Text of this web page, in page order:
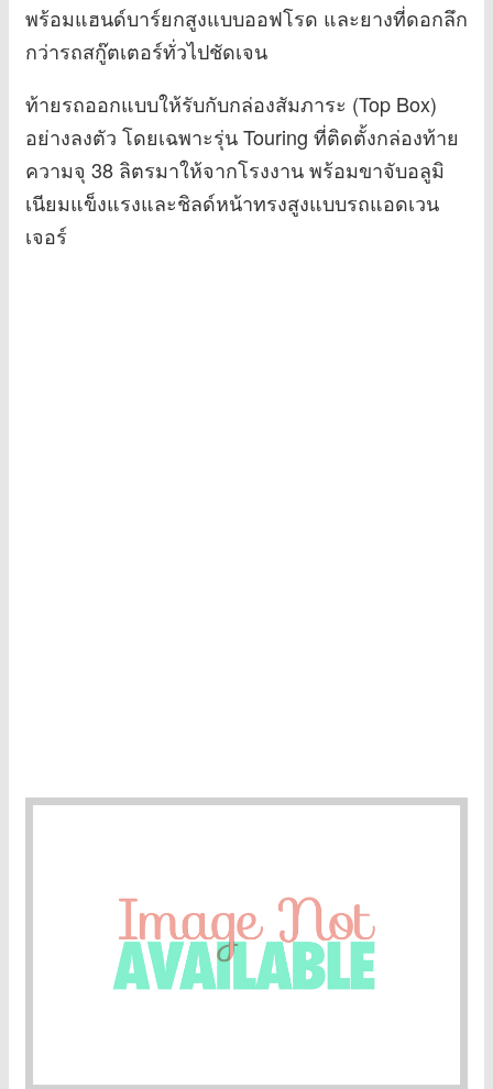
พร้อมแฮนด์บาร์ยกสูงแบบออฟโรด และยางที่ดอกลึก
กว่ารถสกู๊ตเตอร์ทั่วไปชัดเจน
ท้ายรถออกแบบให้รับกับกล่องสัมภาระ (Top Box)
อย่างลงตัว โดยเฉพาะรุ่น Touring ที่ติดตั้งกล่องท้าย
ความจุ 38 ลิตรมาให้จากโรงงาน พร้อมขาจับอลูมิ
เนียมแข็งแรงและชิลด์หน้าทรงสูงแบบรถแอดเวน
เจอร์